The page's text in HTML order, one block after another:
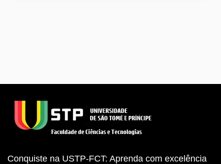
Conquiste na USTP-FCT: Aprenda com excelência